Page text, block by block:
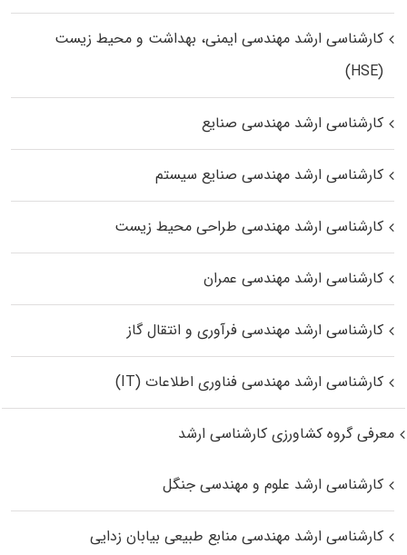
کارشناسی ارشد مهندسی ایمنی، بهداشت و محیط زیست
(HSE)
کارشناسی ارشد مهندسی صنایع
کارشناسی ارشد مهندسی صنایع سیستم
کارشناسی ارشد مهندسی طراحی محیط زیست
کارشناسی ارشد مهندسی عمران
کارشناسی ارشد مهندسی فرآوری و انتقال گاز
کارشناسی ارشد مهندسی فناوری اطلاعات (IT)
معرفی گروه کشاورزی کارشناسی ارشد
کارشناسی ارشد علوم و مهندسی جنگل
کارشناسی ارشد مهندسی منابع طبیعی بیابان زدایی